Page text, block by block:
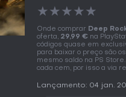
★★★★★
Onde comprar Deep
oferta, 29,99 € na
códigos quase em
para baixar o preço são
mesmo saldo na PS
cada cem, por isso a via
Lançamento: 04 jan.